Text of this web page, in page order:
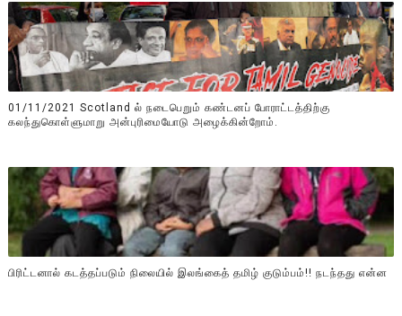
01/11/2021 Scotland ல் நடைபெறும் கண்டனப் போராட்டத்திற்கு
கலந்துகொள்ளுமாறு அன்புரிமையோடு அழைக்கின்றோம்.
பிரிட்டனால் கடத்தப்படும் நிலையில் இலங்கைத் தமிழ் குடும்பம்!! நடந்தது என்ன